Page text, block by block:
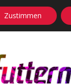
Zustimmen